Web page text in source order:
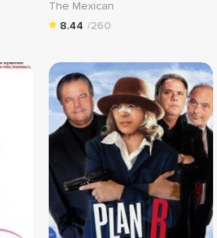
The Mexican
8.44 /260